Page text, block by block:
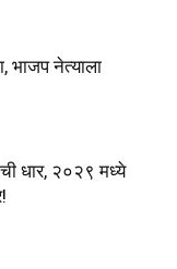
भाजप नेत्याला
धार, २०२९ मध्ये